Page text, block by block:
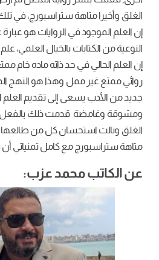
الغلق وأخيرا متاهة ستراسبورج، في
إن العلم الموجود في الروايات هو
النوعية من الكتابات بالخيال العلمي،
إن العلم الحالي في حد ذاته ماده خام
روائي ممتع غير ممل وهذا هو النهج
جديد من الأدب يسعى إلى تقديم
ومشوقة وغامضة قدمت ذلك بالفعل
الغلق ونالت استحسان كل من طالعها
متاهة ستراسبورج مع كامل تمنياتي أن
عن الكاتب محمد عزب: